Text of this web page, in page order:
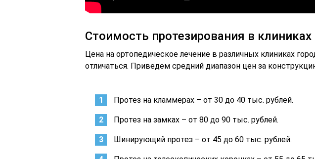
Стоимость протезирования в
Цена на ортопедическое лечение в различных клиниках
отличаться. Приведем средний диапазон цен за
Протез на кламмерах – от 30 до 40 тыс. рублей.
Протез на замках – от 80 до 90 тыс. рублей.
Шинирующий протез – от 45 до 60 тыс. рублей.